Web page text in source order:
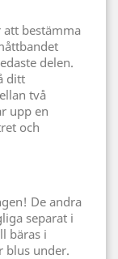
bestämma
delen.
ditt
två
upp en
och
De andra
separat i
bäras i
blus under.